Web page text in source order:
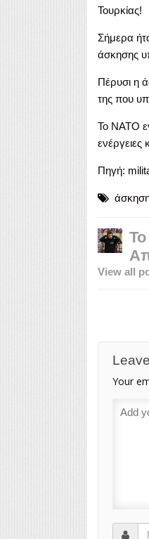
Τουρκίας!
Σήμερα
άσκησης
Πέρυσι η
της που
Το ΝΑΤΟ
Πηγή:
View all
Your